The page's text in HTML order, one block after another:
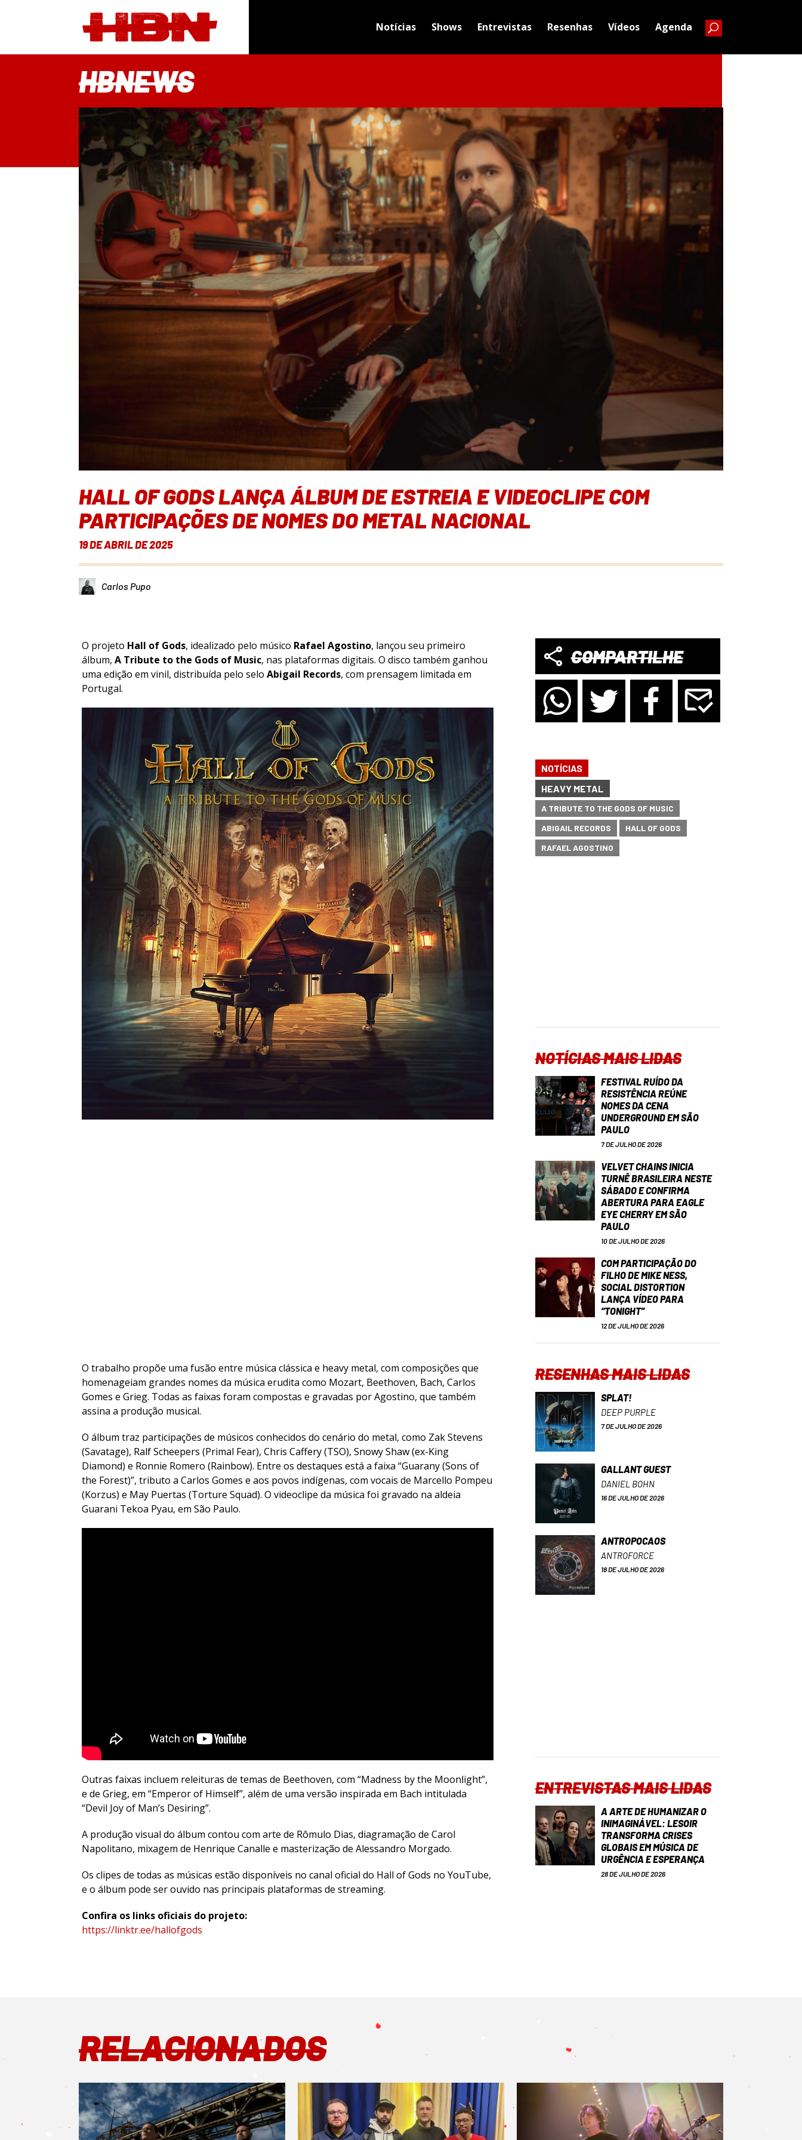
Notícias Shows Entrevistas Resenhas Vídeos Agenda
HBNEWS
HALL OF GODS LANÇA ÁLBUM DE ESTREIA E VIDEOCLIPE COM
PARTICIPAÇÕES DE NOMES DO METAL NACIONAL
19 DE ABRIL DE 2025
Carlos Pupo
O projeto Hall of Gods, idealizado pelo músico Rafael Agostino, lançou seu primeiro
álbum, A Tribute to the Gods of Music, nas plataformas digitais. O disco também ganhou
uma edição em vinil, distribuída pelo selo Abigail Records, com prensagem limitada em
Portugal.
O trabalho propõe uma fusão entre música clássica e heavy metal, com composições que
homenageiam grandes nomes da música erudita como Mozart, Beethoven, Bach, Carlos
Gomes e Grieg. Todas as faixas foram compostas e gravadas por Agostino, que também
assina a produção musical.
O álbum traz participações de músicos conhecidos do cenário do metal, como Zak Stevens
(Savatage), Ralf Scheepers (Primal Fear), Chris Caffery (TSO), Snowy Shaw (ex-King
Diamond) e Ronnie Romero (Rainbow). Entre os destaques está a faixa “Guarany (Sons of
the Forest)”, tributo a Carlos Gomes e aos povos indígenas, com vocais de Marcello Pompeu
(Korzus) e May Puertas (Torture Squad). O videoclipe da música foi gravado na aldeia
Guarani Tekoa Pyau, em São Paulo.
Outras faixas incluem releituras de temas de Beethoven, com “Madness by the Moonlight”,
e de Grieg, em “Emperor of Himself”, além de uma versão inspirada em Bach intitulada
“Devil Joy of Man’s Desiring”.
A produção visual do álbum contou com arte de Rômulo Dias, diagramação de Carol
Napolitano, mixagem de Henrique Canalle e masterização de Alessandro Morgado.
Os clipes de todas as músicas estão disponíveis no canal oficial do Hall of Gods no YouTube,
e o álbum pode ser ouvido nas principais plataformas de streaming.
Confira os links oficiais do projeto:
https://linktr.ee/hallofgods
COMPARTILHE
NOTÍCIAS
HEAVY METAL
A TRIBUTE TO THE GODS OF MUSIC
ABIGAIL RECORDS
HALL OF GODS
RAFAEL AGOSTINO
NOTÍCIAS MAIS LIDAS
FESTIVAL RUÍDO DA
RESISTÊNCIA REÚNE
NOMES DA CENA
UNDERGROUND EM SÃO
PAULO
7 DE JULHO DE 2026
VELVET CHAINS INICIA
TURNÊ BRASILEIRA NESTE
SÁBADO E CONFIRMA
ABERTURA PARA EAGLE
EYE CHERRY EM SÃO
PAULO
10 DE JULHO DE 2026
COM PARTICIPAÇÃO DO
FILHO DE MIKE NESS,
SOCIAL DISTORTION
LANÇA VÍDEO PARA
“TONIGHT”
12 DE JULHO DE 2026
RESENHAS MAIS LIDAS
SPLAT!
DEEP PURPLE
7 DE JULHO DE 2026
GALLANT GUEST
DANIEL BOHN
16 DE JULHO DE 2026
ANTROPOCAOS
ANTROFORCE
18 DE JULHO DE 2026
ENTREVISTAS MAIS LIDAS
A ARTE DE HUMANIZAR O
INIMAGINÁVEL: LESOIR
TRANSFORMA CRISES
GLOBAIS EM MÚSICA DE
URGÊNCIA E ESPERANÇA
28 DE JULHO DE 2026
RELACIONADOS